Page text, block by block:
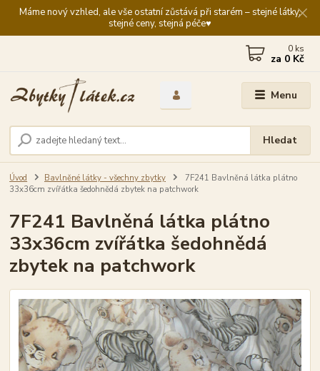
Máme nový vzhled, ale vše ostatní zůstává při starém – stejné látky,
stejné ceny, stejná péče♥️
Menu
Hledat
0 ks
za 0 Kč
Úvod Bavlněné látky - všechny zbytky
7F241 Bavlněná látka plátno
33x36cm zvířátka šedohnědá zbytek na patchwork
7F241 Bavlněná látka plátno
33x36cm zvířátka šedohnědá
zbytek na patchwork